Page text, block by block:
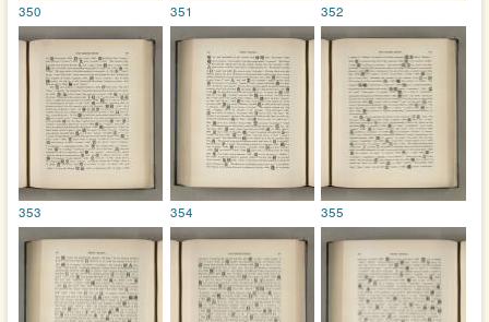
350 351 352
353 354 355